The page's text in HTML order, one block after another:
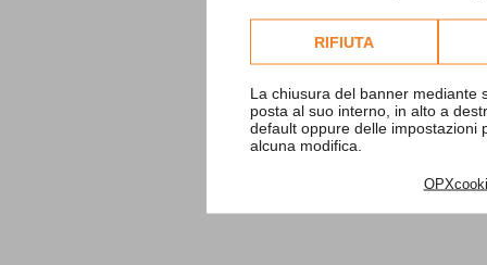
Consulta l'informativa
RIFIUTA
La chiusura del banner mediante
posta al suo interno, in alto a
default oppure delle impostazioni
alcuna modifica.